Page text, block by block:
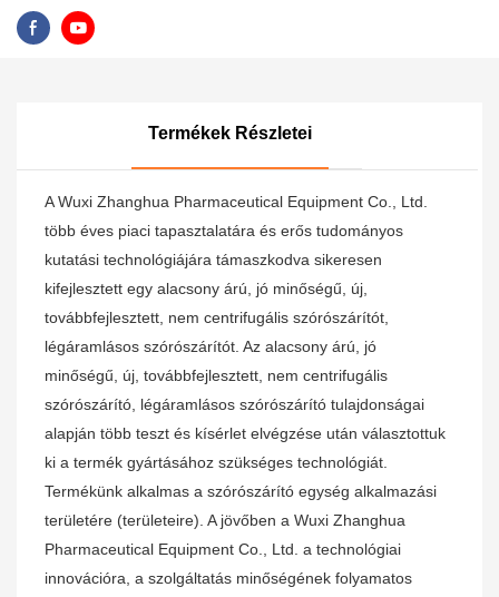
Termékek Részletei
A Wuxi Zhanghua Pharmaceutical Equipment Co., Ltd.
több éves piaci tapasztalatára és erős tudományos
kutatási technológiájára támaszkodva sikeresen
kifejlesztett egy alacsony árú, jó minőségű, új,
továbbfejlesztett, nem centrifugális szórószárítót,
légáramlásos szórószárítót. Az alacsony árú, jó
minőségű, új, továbbfejlesztett, nem centrifugális
szórószárító, légáramlásos szórószárító tulajdonságai
alapján több teszt és kísérlet elvégzése után választottuk
ki a termék gyártásához szükséges technológiát.
Termékünk alkalmas a szórószárító egység alkalmazási
területére (területeire). A jövőben a Wuxi Zhanghua
Pharmaceutical Equipment Co., Ltd. a technológiai
innovációra, a szolgáltatás minőségének folyamatos